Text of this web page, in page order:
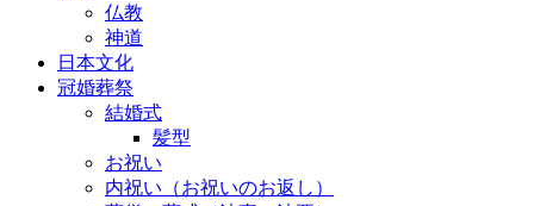
仏教
神道
日本文化
冠婚葬祭
結婚式
髪型
お祝い
内祝い（お祝いのお返し）